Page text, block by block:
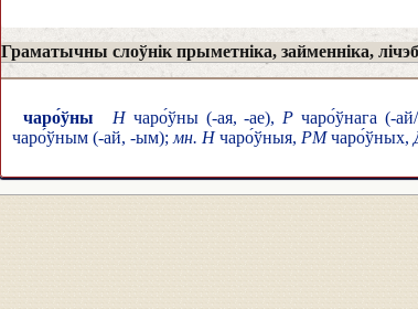
Граматычны слоўнік прыметніка, займенніка,
чаро́ўны Нчаро́ўны (-ая, -ае), Р чаро́ўнага (-
чаро́ўным (-ай, -ым); мн. Нчаро́ўныя, РМчаро́ўных,